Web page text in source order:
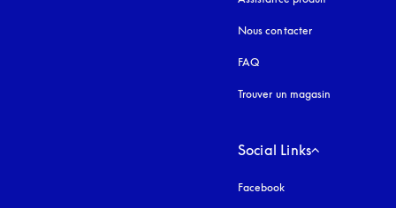
Nous contacter
FAQ
Trouver un magasin
Social Links
Facebook